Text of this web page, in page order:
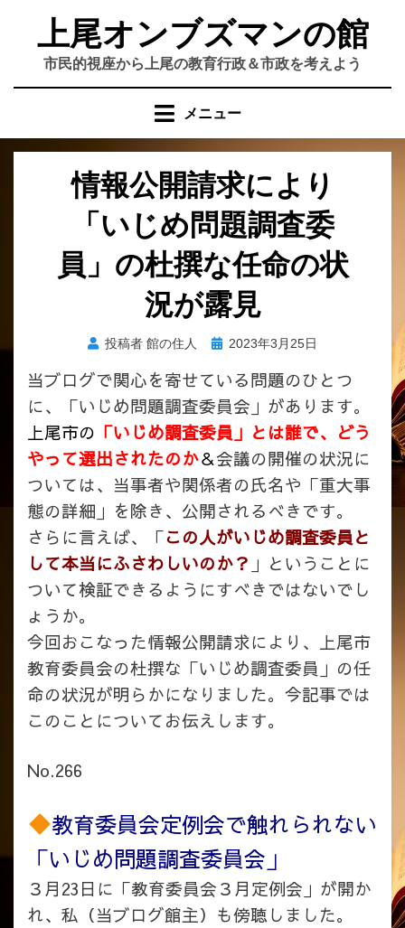
上尾オンブズマンの館
市民的視座から上尾の教育行政＆市政を考えよう
メニュー
情報公開請求により
「いじめ問題調査委
員」の杜撰な任命の状
況が露見
投稿者 館の住人
投
日:
2023年3月25日
当ブログで関心を寄せている問題のひとつ
に、「いじめ問題調査委員会」があります。
上尾市の 「いじめ調査委員」とは誰で、 どう
やって選出されたのか＆会議の開催の状況に
ついては、当事者や関係者の氏名や「重大事
態の詳細」を除き、公開されるべきです。
さらに言えば、「この人がいじめ調査委員と
して本当にふさわしいのか？ 」ということに
ついて検証できるようにすべきではないでし
ょうか。
今回おこなった情報公開請求により、上尾市
教育委員会の杜撰な「いじめ調査委員」の任
命の状況が明らかになりました。今記事では
このことについてお伝えします。
No.266
教育委員会定例会で触れられない
「いじめ問題調査委員会」
３月23日に「教育委員会３月定例会」が開か
れ、私（当ブログ館主）も傍聴しました。